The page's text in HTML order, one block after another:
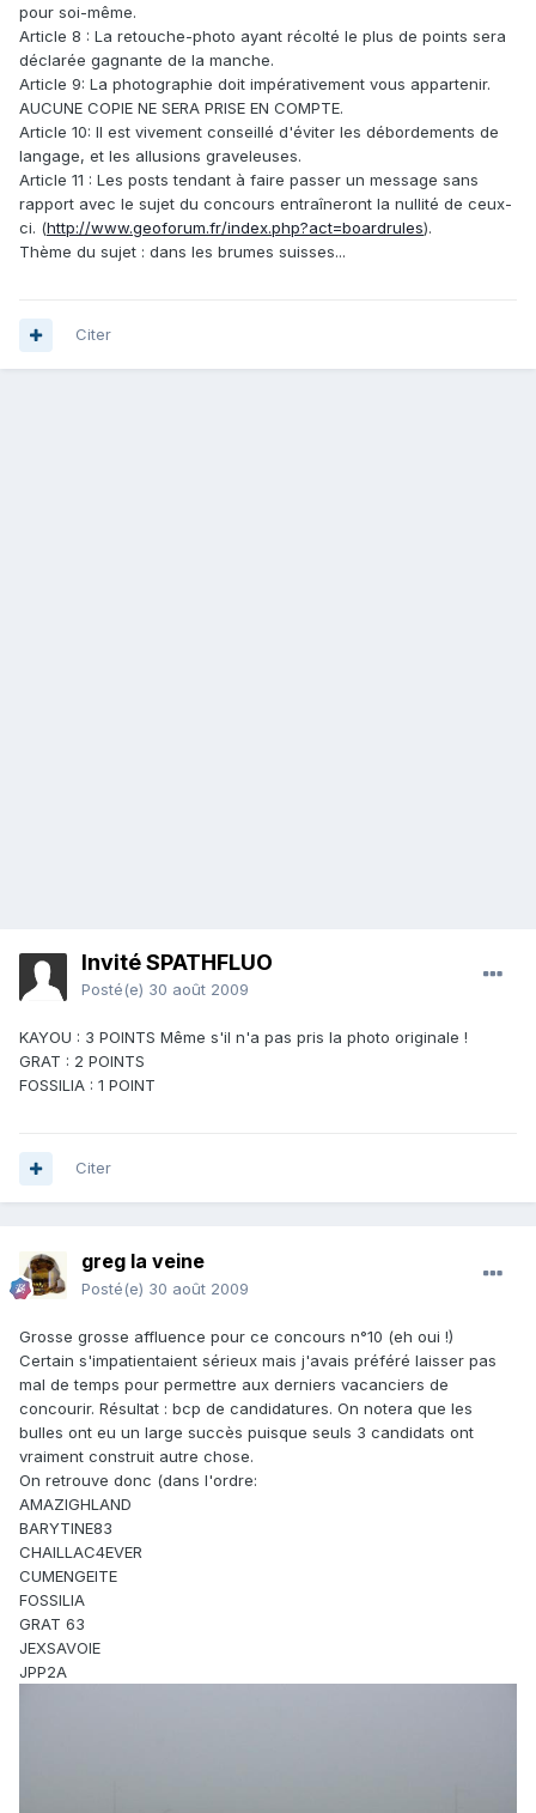
pour soi-même.
Article 8 : La retouche-photo ayant récolté le plus de points sera
déclarée gagnante de la manche.
Article 9: La photographie doit impérativement vous appartenir.
AUCUNE COPIE NE SERA PRISE EN COMPTE.
Article 10: Il est vivement conseillé d'éviter les débordements de
langage, et les allusions graveleuses.
Article 11 : Les posts tendant à faire passer un message sans
rapport avec le sujet du concours entraîneront la nullité de ceux-
ci. (http://www.geoforum.fr/index.php?act=boardrules).
Thème du sujet : dans les brumes suisses...
Citer
Invité SPATHFLUO
Posté(e) 30 août 2009
KAYOU : 3 POINTS Même s'il n'a pas pris la photo originale !
GRAT : 2 POINTS
FOSSILIA : 1 POINT
Citer
greg la veine
Posté(e) 30 août 2009
Grosse grosse affluence pour ce concours n°10 (eh oui !)
Certain s'impatientaient sérieux mais j'avais préféré laisser pas
mal de temps pour permettre aux derniers vacanciers de
concourir. Résultat : bcp de candidatures. On notera que les
bulles ont eu un large succès puisque seuls 3 candidats ont
vraiment construit autre chose.
On retrouve donc (dans l'ordre:
AMAZIGHLAND
BARYTINE83
CHAILLAC4EVER
CUMENGEITE
FOSSILIA
GRAT 63
JEXSAVOIE
JPP2A